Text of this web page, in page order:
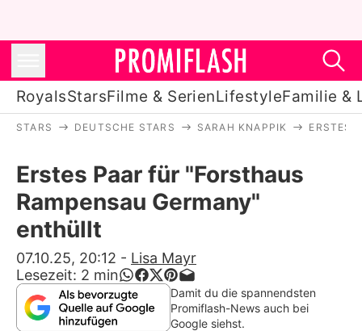
RoyalsStarsFilme & SerienLifestyleFamilie &
Stars
Filme & Serien
Lifestyle
Familie & Liebe
Promiflash Exklusiv
STARS DEUTSCHE STARS SARAH KNAPPIK ERSTES
Erstes Paar für "Forsthaus
Rampensau Germany"
enthüllt
07.10.25, 20:12 - Lisa Mayr
Lesezeit: 2 min
Damit du die spannendsten
Promiflash-News auch bei
Google siehst.